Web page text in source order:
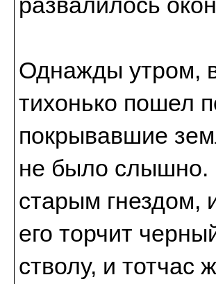
Однажды утром,
тихонько пошел
покрывавшие
не было слышно.
старым гнездом,
его торчит
стволу, и тотчас